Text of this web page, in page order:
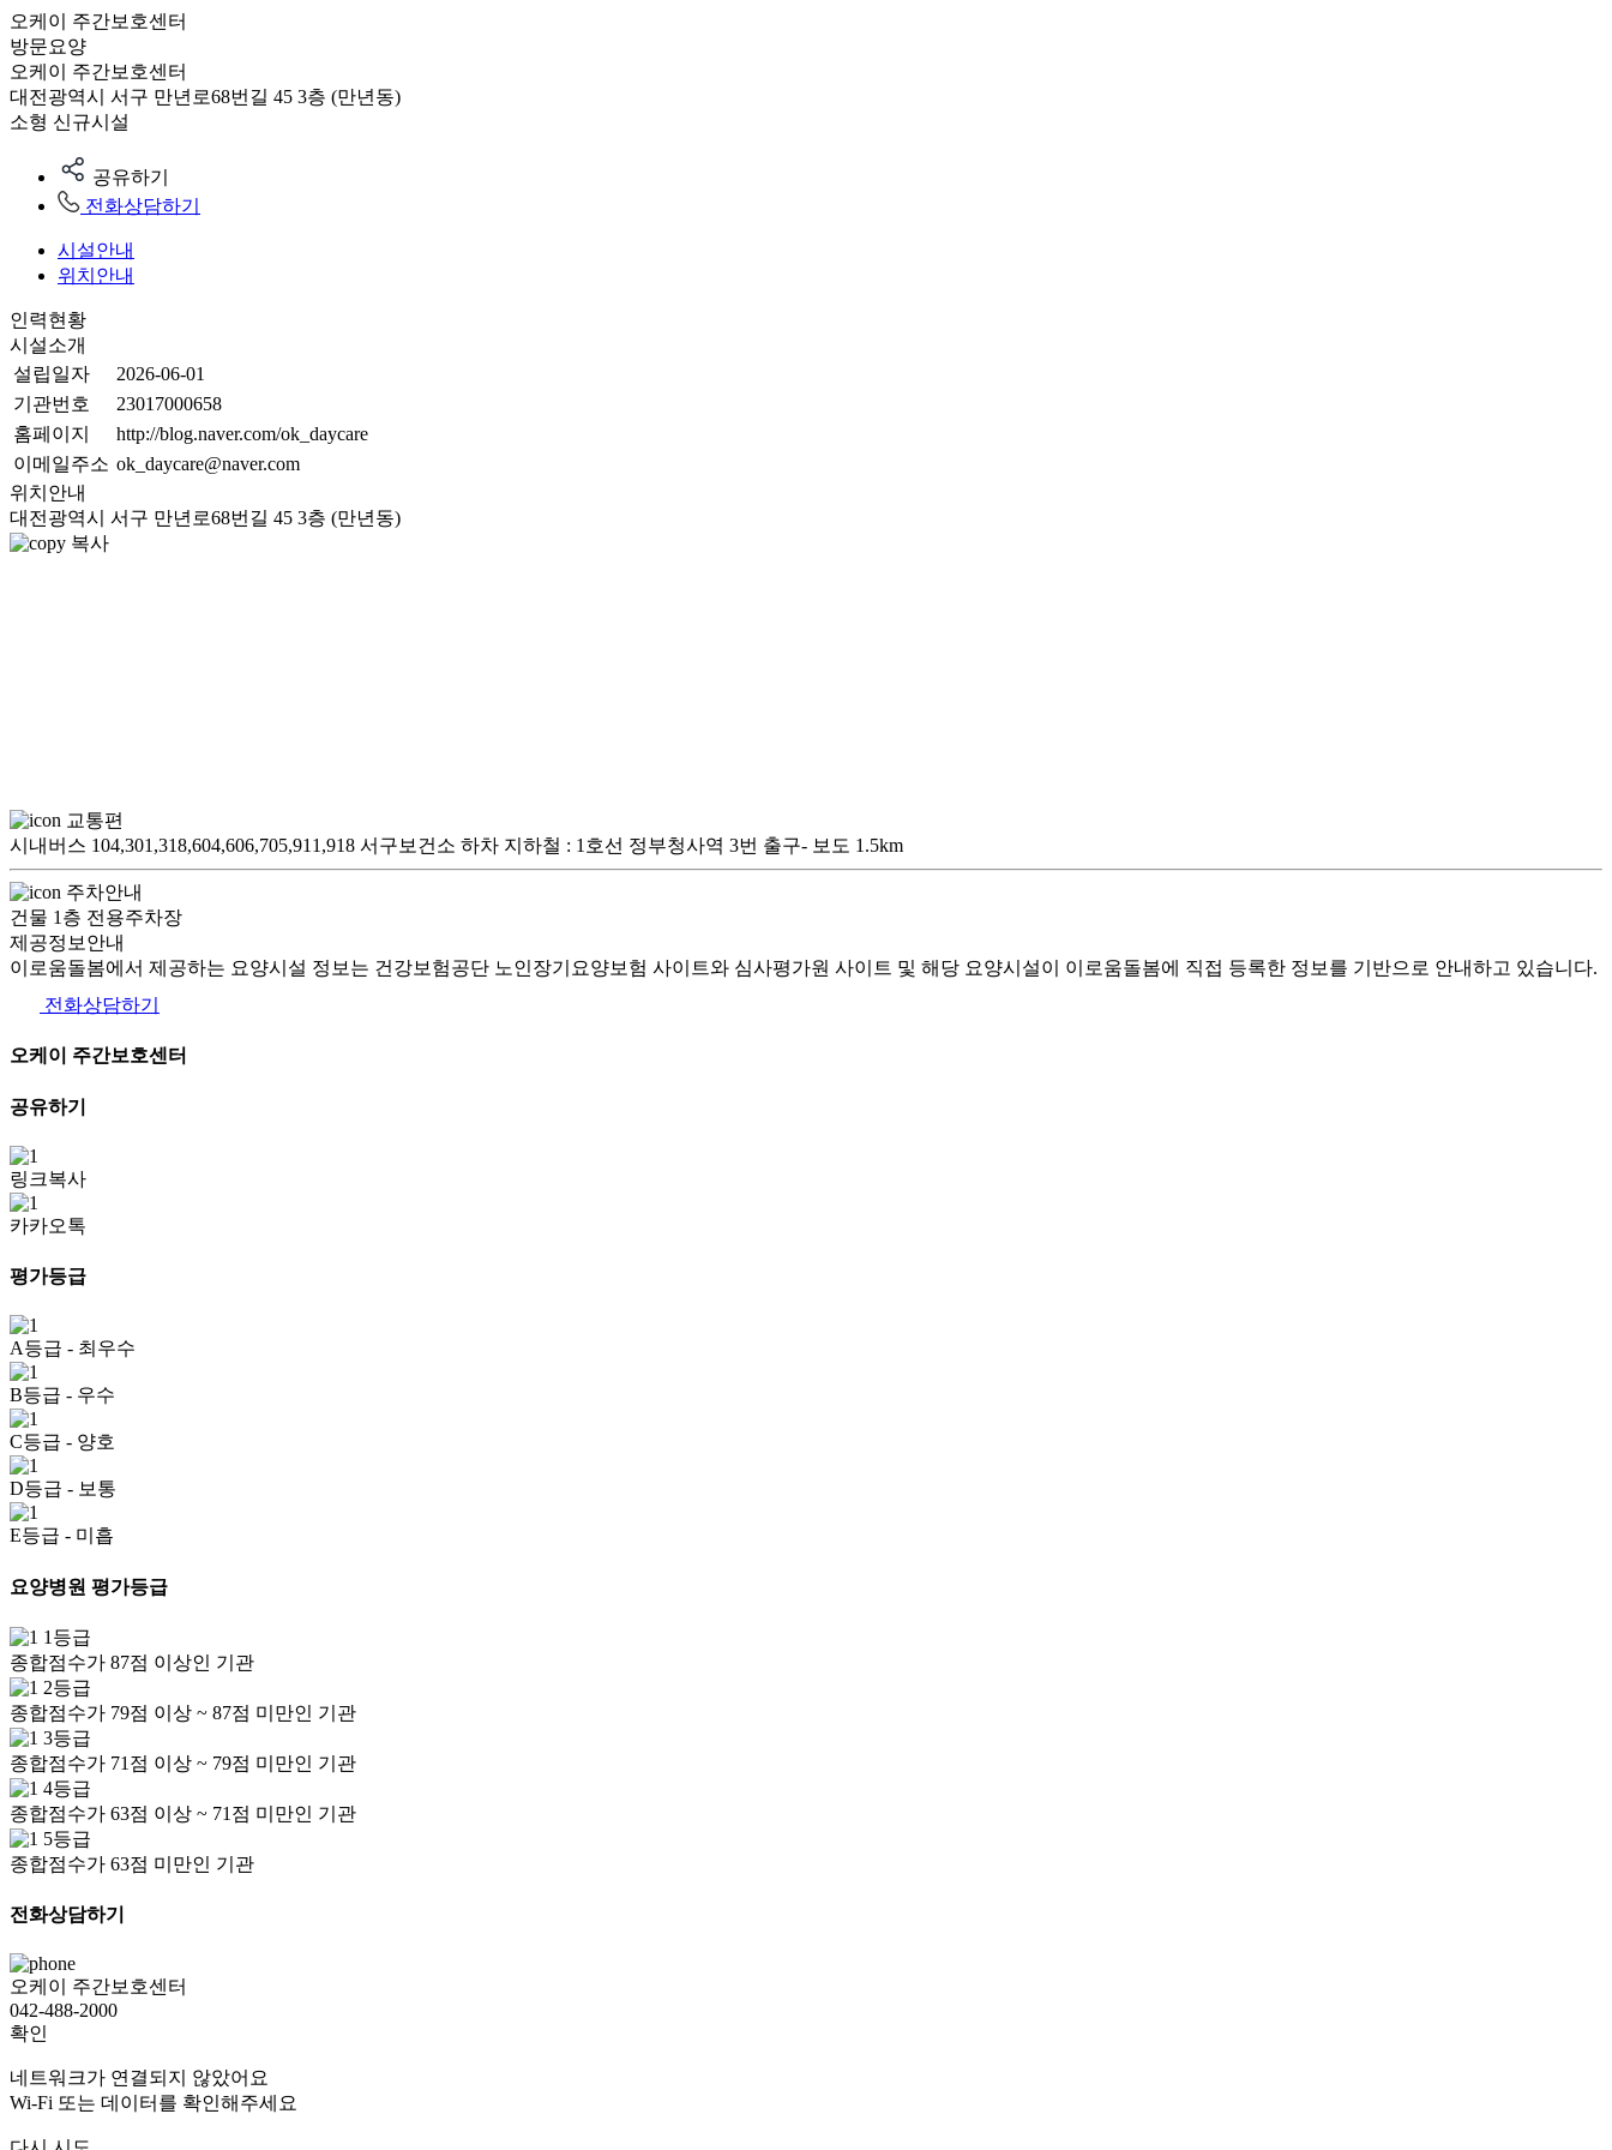
오케이 주간보호센터
방문요양
오케이 주간보호센터
대전광역시 서구 만년로68번길 45 3층 (만년동)
소형 신규시설
공유하기
전화상담하기
시설안내
위치안내
인력현황
시설소개
설립일자
2026-06-01
기관번호
23017000658
홈페이지
http://blog.naver.com/ok_daycare
이메일주소 ok_daycare@naver.com
위치안내
대전광역시 서구 만년로68번길 45 3층 (만년동)
복사
교통편
시내버스 104,301,318,604,606,705,911,918 서구보건소 하차 지하철 : 1호선 정부청사역 3번 출구- 보도 1.5km
주차안내
건물 1층 전용주차장
제공정보안내
이로움돌봄에서 제공하는 요양시설 정보는 건강보험공단 노인장기요양보험 사이트와 심사평가원 사이트 및 해당 요양시설이 이로움돌봄에 직접 등록한 정보를 기반으로 안내하고 있습니다.
전화상담하기
오케이 주간보호센터
공유하기
링크복사
카카오톡
평가등급
A등급 - 최우수
B등급 - 우수
C등급 - 양호
D등급 - 보통
E등급 - 미흡
요양병원 평가등급
1등급
종합점수가 87점 이상인 기관
2등급
종합점수가 79점 이상 ~ 87점 미만인 기관
3등급
종합점수가 71점 이상 ~ 79점 미만인 기관
4등급
종합점수가 63점 이상 ~ 71점 미만인 기관
5등급
종합점수가 63점 미만인 기관
전화상담하기
오케이 주간보호센터
042-488-2000
확인
네트워크가 연결되지 않았어요
Wi-Fi 또는 데이터를 확인해주세요